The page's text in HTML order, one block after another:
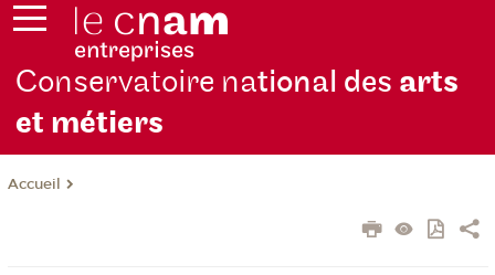
Conservatoire national des arts
et métiers
Accueil